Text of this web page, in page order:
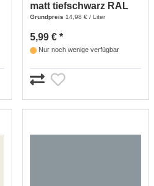
matt tiefschwarz RAL
9005 - 400 ml
Grundpreis 14,98 € / Liter
5,99 € *
Nur noch wenige verfügbar